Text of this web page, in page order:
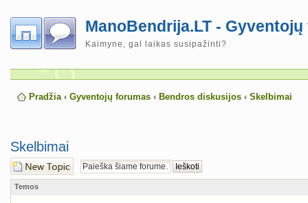
ManoBendrija.LT -
Kaimyne, gal laikas susipažinti?
Pradžia ‹ Gyventojų forumas ‹ Bendros diskusijos ‹ Skelbimai
Skelbimai
Naujos temos
kūrimas
Temos